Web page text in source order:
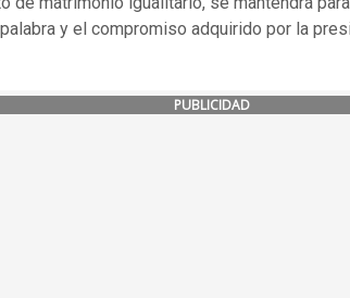
y el compromiso adquirido por la
PUBLICIDAD